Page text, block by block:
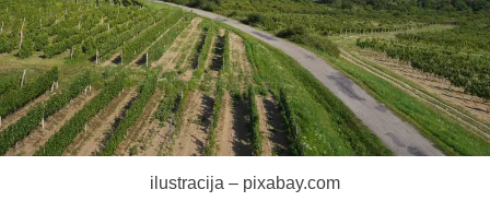
ilustracija – pixabay.com